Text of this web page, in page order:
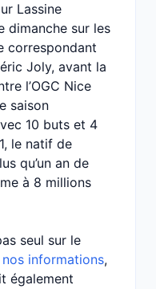
Lassine
dimanche sur les
correspondant
Joly, avant la
l’OGC Nice
saison
10 buts et 4
le natif de
qu’un an de
à 8 millions
seul sur le
nos informations,
également